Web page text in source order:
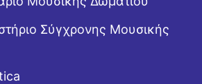
Σύγχρονης Μουσικής